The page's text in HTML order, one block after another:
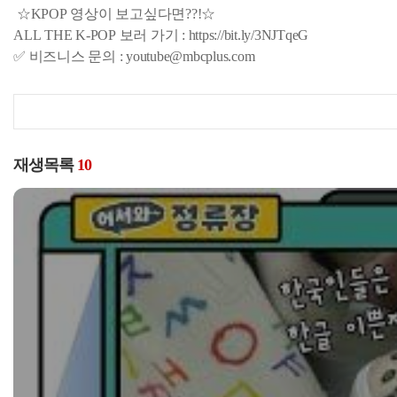
☆KPOP 영상이 보고싶다면??!☆
ALL THE K-POP 보러 가기 : https://bit.ly/3NJTqeG
✅ 비즈니스 문의 : youtube@mbcplus.com
재생목록 10